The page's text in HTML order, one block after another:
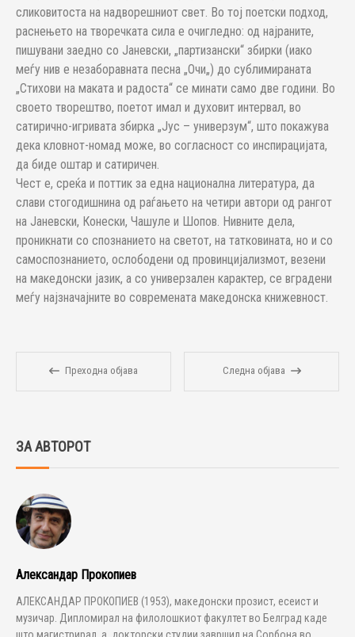
сликовитоста на надворешниот свет. Во тој поетски подход,
раснењето на творечката сила е очигледно: од најраните,
пишувани заедно со Јаневски, „партизански“ збирки (иако
меѓу нив е незаборавната песна „Очи„) до сублимираната
„Стихови на маката и радоста“ се минати само две години. Во
своето творештво, поетот имал и духовит интервал, во
сатирично-игривата збирка „Јус – универзум“, што покажува
дека кловнот-номад може, во согласност со инспирацијата,
да биде оштар и сатиричен.
Чест е, среќа и поттик за една национална литература, да
слави стогодишнина од раѓањето на четири автори од рангот
на Јаневски, Конески, Чашуле и Шопов. Нивните дела,
проникнати со спознанието на светот, на татковината, но и со
самоспознанието, ослободени од провинцијализмот, везени
на македонски јазик, а со универзален карактер, се вградени
меѓу најзначајните во современата македонска книжевност.
Преходна објава Следна објава
ЗА АВТОРОТ
Александар Прокопиев
АЛЕКСАНДАР ПРОКОПИЕВ (1953), македонски прозист, есеист и
музичар. Дипломирал на филолошкиот факултет во Белград каде